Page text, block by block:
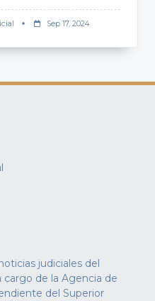
Sep 17, 2024
judiciales del
cargo de la Agencia de
del Superior